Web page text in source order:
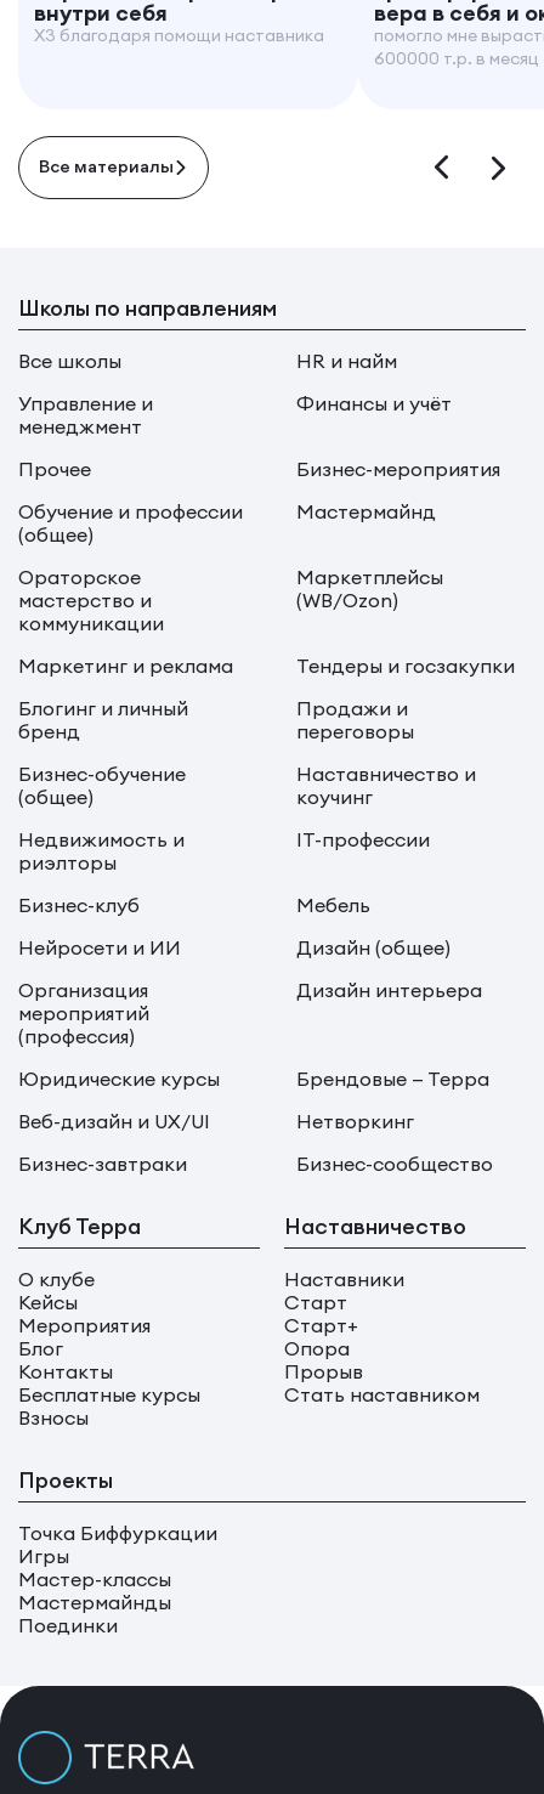
внутри себя
X3 благодаря помощи наставника
вера в себя и
помогло мне
600000 т.р. в месяц
Все материалы
Школы по направлениям
Все школы
HR и найм
Управление и
менеджмент
Финансы и учёт
Прочее
Бизнес-мероприятия
Обучение и профессии
(общее)
Мастермайнд
Ораторское
мастерство и
коммуникации
Маркетплейсы
(WB/Ozon)
Маркетинг и реклама
Тендеры и госзакупки
Блогинг и личный
бренд
Продажи и
переговоры
Бизнес-обучение
(общее)
Наставничество и
коучинг
Недвижимость и
риэлторы
IT-профессии
Бизнес-клуб
Мебель
Нейросети и ИИ
Дизайн (общее)
Организация
мероприятий
(профессия)
Дизайн интерьера
Юридические курсы
Брендовые — Терра
Веб-дизайн и UX/UI
Нетворкинг
Бизнес-завтраки
Бизнес-сообщество
Клуб Терра
О клубе
Кейсы
Мероприятия
Блог
Контакты
Бесплатные курсы
Взносы
Наставничество
Наставники
Старт
Старт+
Опора
Прорыв
Стать наставником
Проекты
Точка Биффуркации
Игры
Мастер-классы
Мастермайнды
Поединки